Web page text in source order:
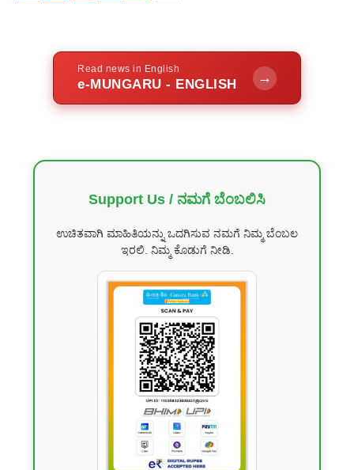
Read news in English
e-MUNGARU - ENGLISH →
Support Us / ನಮಗೆ ಬೆಂಬಲಿಸಿ
ಉಚಿತವಾಗಿ ಮಾಹಿತಿಯನ್ನು ಒದಗಿಸುವ ನಮಗೆ ನಿಮ್ಮ ಬೆಂಬಲ
ಇರಲಿ. ನಿಮ್ಮ ಕೊಡುಗೆ ನೀಡಿ.